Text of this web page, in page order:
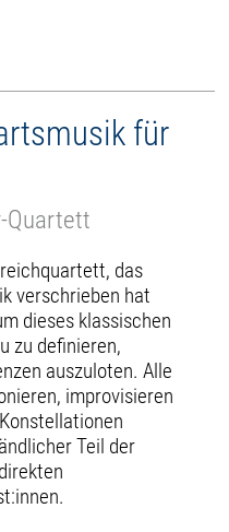
für
Quartett
das
verschrieben hat
dieses klassischen
zu definieren,
auszuloten. Alle
improvisieren
Teil der